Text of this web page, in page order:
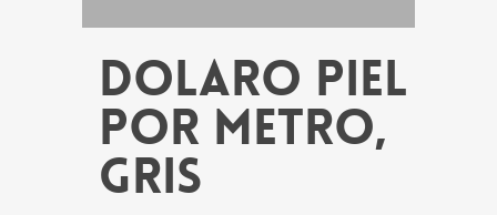
DOLARO PIEL
por Metro,
Gris